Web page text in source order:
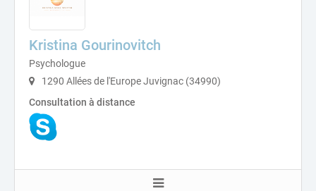
Kristina Gourinovitch
Psychologue
1290 Allées de l'Europe Juvignac (34990)
Consultation à distance